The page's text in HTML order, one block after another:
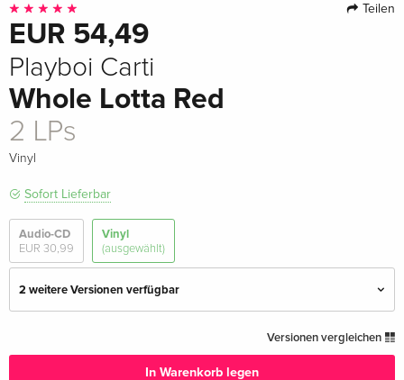
Teilen
EUR 54,49
Playboi Carti
Whole Lotta Red
2 LPs
Vinyl
Sofort Lieferbar
Audio-CD
EUR 30,99
Vinyl
(ausgewählt)
2 weitere Versionen verfügbar
EUR 54,49
Versionen vergleichen
In Warenkorb legen